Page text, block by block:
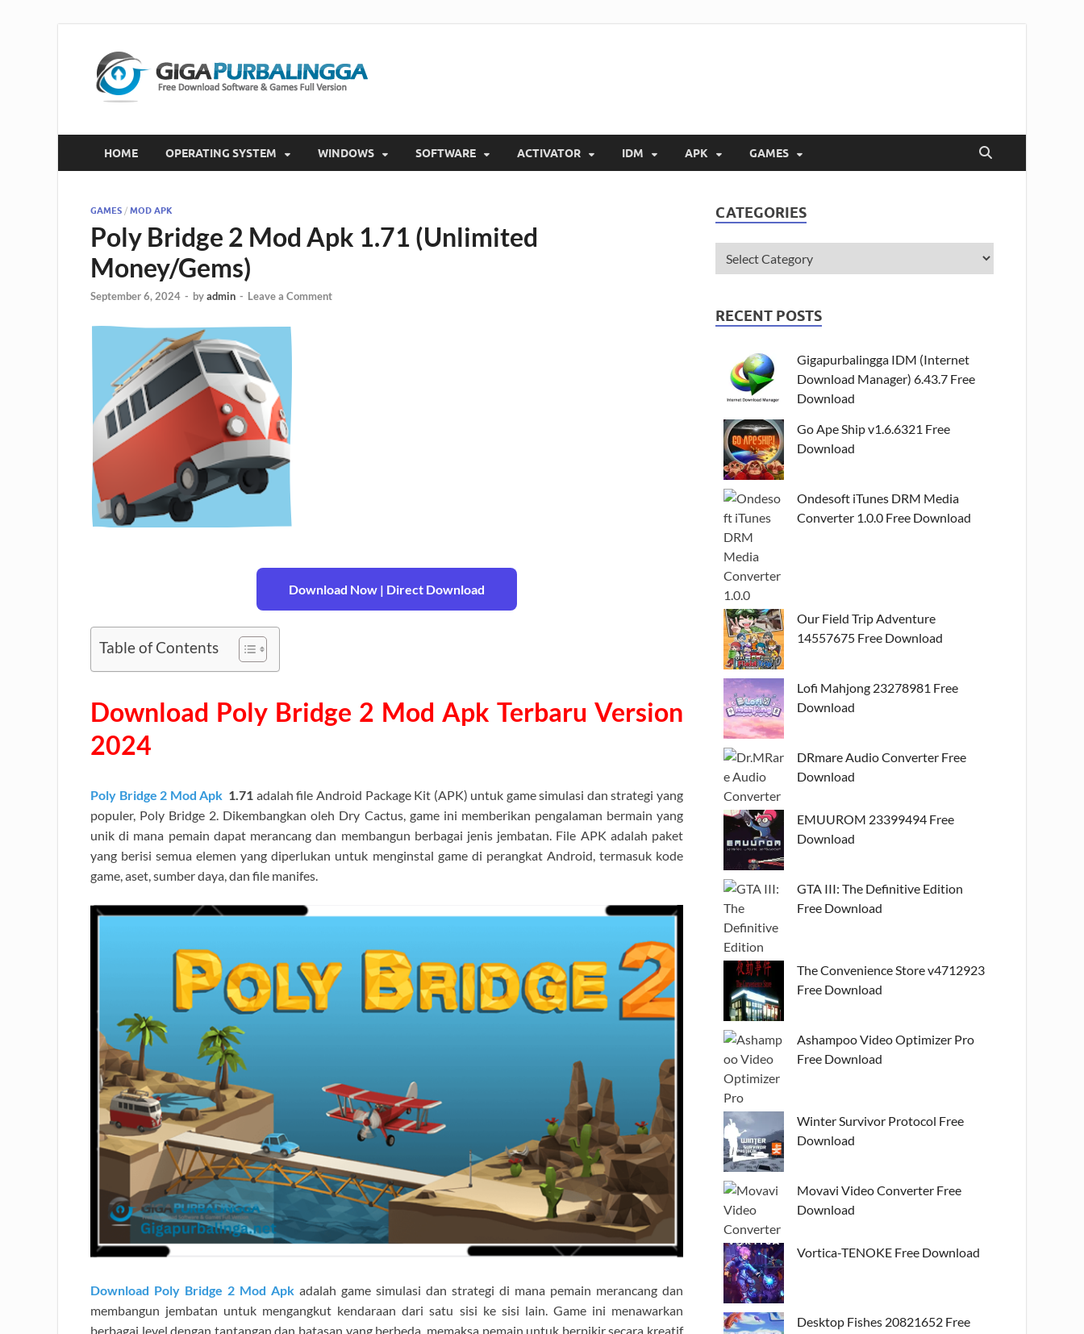
HOME OPERATING SYSTEM WINDOWS SOFTWARE ACTIVATOR IDM APK GAMES
GAMES / MOD APK
Poly Bridge 2 Mod Apk 1.71 (Unlimited
Money/Gems)
September 6, 2024 - byadmin - Leave a Comment
Download Now | Direct Download
Table of Contents
Download Poly Bridge 2 Mod Apk Terbaru Version
2024
Poly Bridge 2 Mod Apk 1.71 adalah file Android Package Kit (APK) untuk game simulasi dan strategi yang
populer, Poly Bridge 2. Dikembangkan oleh Dry Cactus, game ini memberikan pengalaman bermain yang
unik di mana pemain dapat merancang dan membangun berbagai jenis jembatan. File APK adalah paket
yang berisi semua elemen yang diperlukan untuk menginstal game di perangkat Android, termasuk kode
game, aset, sumber daya, dan file manifes.
Download Poly Bridge 2 Mod Apk adalah game simulasi dan strategi di mana pemain merancang dan
membangun jembatan untuk mengangkut kendaraan dari satu sisi ke sisi lain. Game ini menawarkan
berbagai level dengan tantangan dan batasan yang berbeda, memaksa pemain untuk berpikir secara kreatif
CATEGORIES
RECENT POSTS
Gigapurbalingga IDM (Internet
Download Manager) 6.43.7 Free
Download
Go Ape Ship v1.6.6321 Free
Download
Ondesoft iTunes DRM Media
Converter 1.0.0 Free Download
Our Field Trip Adventure
14557675 Free Download
Lofi Mahjong 23278981 Free
Download
DRmare Audio Converter Free
Download
EMUUROM 23399494 Free
Download
GTA III: The Definitive Edition
Free Download
The Convenience Store v4712923
Free Download
Ashampoo Video Optimizer Pro
Free Download
Winter Survivor Protocol Free
Download
Movavi Video Converter Free
Download
Vortica-TENOKE Free Download
Desktop Fishes 20821652 Free